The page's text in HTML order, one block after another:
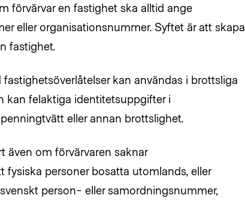
förvärvar en fastighet ska alltid ange
eller organisationsnummer. Syftet är att skapa
fastighet.
kan användas i brottsliga
kan felaktiga identitetsuppgifter i
eller annan brottslighet.
även om förvärvaren saknar
personer bosatta utomlands, eller
person- eller samordningsnummer,